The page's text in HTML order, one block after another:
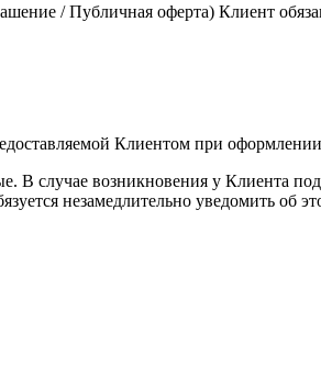
/ Публичная оферта) Клиент
Клиентом при оформлении
В случае возникновения у Клиента
незамедлительно уведомить об